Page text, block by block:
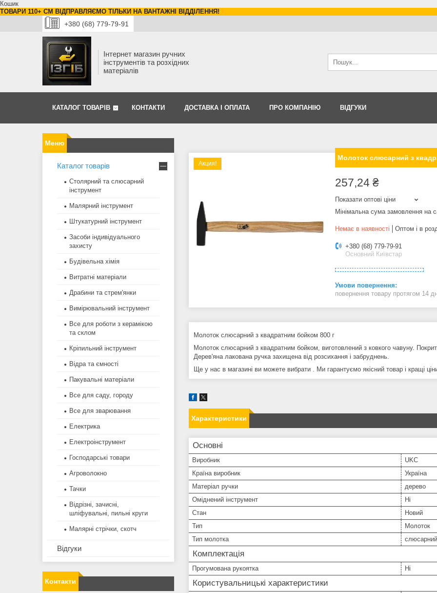
Кошик
ТОВАРИ 110+ СМ ВІДПРАВЛЯЄМО ТІЛЬКИ НА ВАНТАЖНІ ВІДДІЛЕННЯ!
+380 (68) 779-79-91
Інтернет магазин ручних
інструментів та розхідних
матеріалів
КАТАЛОГ ТОВАРІВ КОНТАКТИ ДОСТАВКА І ОПЛАТА ПРО КОМПАНІЮ ВІДГУКИ
Акция!
Молоток слюсарний з
257,24 ₴
Показати оптові ціни
Мінімальна сума замовлення на
Немає в наявності Оптом і в
+380 (68) 779-79-91
Основний Київстар
повернення товару протягом 14
Молоток слюсарний з квадратним бойком 800 г
Молоток слюсарний з квадратним бойком, виготовлений з ковкого чавуну.
Дерев'яна лакована ручка захищена від розсихання і забруднень.
Ще у нас в магазині ви можете вибрати . Ми гарантуємо якісний товар і кращі
Характеристики
Основні
Виробник
UKC
Країна виробник
Україна
Матеріал ручки
дерево
Оміднений інструмент
Ні
Стан
Новий
Тип
Молоток
Тип молотка
слюсарний
Комплектація
Прогумована рукоятка Ні
Користувальницькі характеристики
Каталог товарів
Столярний та слюсарний
інструмент
Малярний інструмент
Штукатурний інструмент
Засоби індивідуального
захисту
Будівельна хімія
Витратні матеріали
Драбини та стрем'янки
Вимірювальний інструмент
Все для роботи з керамікою
та склом
Кріпильний інструмент
Відра та ємності
Пакувальні матеріали
Все для саду, городу
Все для зварювання
Електрика
Електроінструмент
Господарські товари
Агроволокно
Тачки
Відрізні, зачисні,
шліфувальні, пильні круги
Малярні стрічки, скотч
Відгуки
Контакти